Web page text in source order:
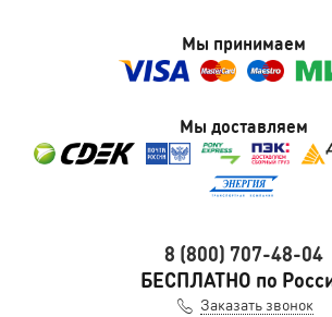
Мы принимаем
Мы доставляем
8 (800) 707-48-04
БЕСПЛАТНО по
Заказать звонок